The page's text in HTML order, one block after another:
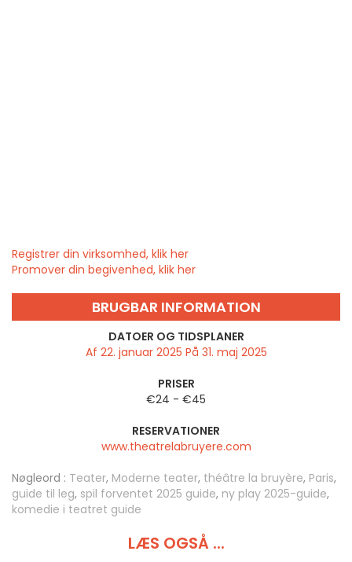
Registrer din virksomhed, klik her
Promover din begivenhed, klik her
BRUGBAR INFORMATION
DATOER OG TIDSPLANER
Af 22. januar 2025 På 31. maj 2025
PRISER
€24 - €45
RESERVATIONER
www.theatrelabruyere.com
Nøgleord : Teater, Moderne teater, théâtre la bruyère, Paris,
guide til leg, spil forventet 2025 guide, ny play 2025-guide,
komedie i teatret guide
LÆS OGSÅ ...